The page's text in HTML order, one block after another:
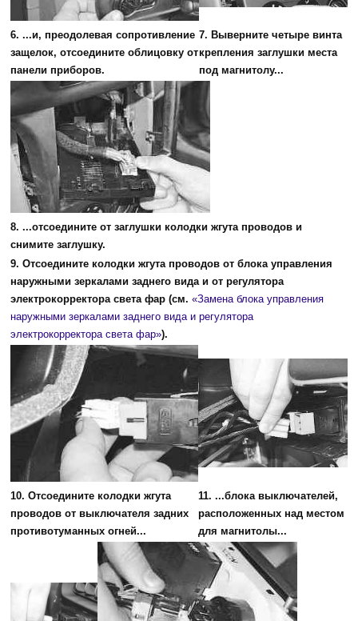
6. ...и, преодолевая сопротивление
защелок, отсоедините облицовку от
панели приборов.
7. Выверните четыре винта
крепления заглушки места
под магнитолу...
8. ...отсоедините от заглушки колодки жгута проводов и
снимите заглушку.
9. Отсоедините колодки жгута проводов от блока управления
наружными зеркалами заднего вида и от регулятора
электрокорректора света фар (см. «Замена блока управления
наружными зеркалами заднего вида и регулятора
электрокорректора света фар»).
10. Отсоедините колодки жгута
проводов от выключателя задних
противотуманных огней...
11. ...блока выключателей,
расположенных над местом
для магнитолы...